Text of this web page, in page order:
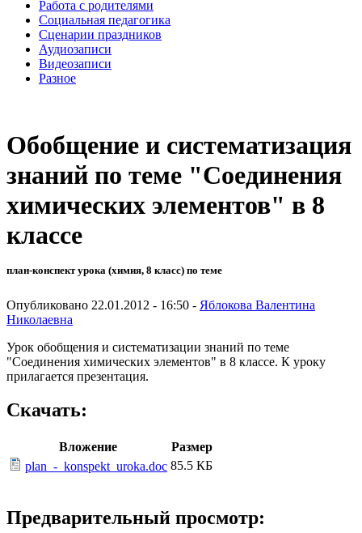
Работа с родителями
Социальная педагогика
Сценарии праздников
Аудиозаписи
Видеозаписи
Разное
Обобщение и систематизация
знаний по теме "Соединения
химических элементов" в 8
классе
план-конспект урока (химия, 8 класс) по теме
Опубликовано 22.01.2012 - 16:50 - Яблокова Валентина
Николаевна
Урок обобщения и систематизации знаний по теме
"Соединения химических элементов" в 8 классе. К уроку
прилагается презентация.
Скачать:
Вложение
Размер
plan_-_konspekt_uroka.doc 85.5 КБ
Предварительный просмотр: